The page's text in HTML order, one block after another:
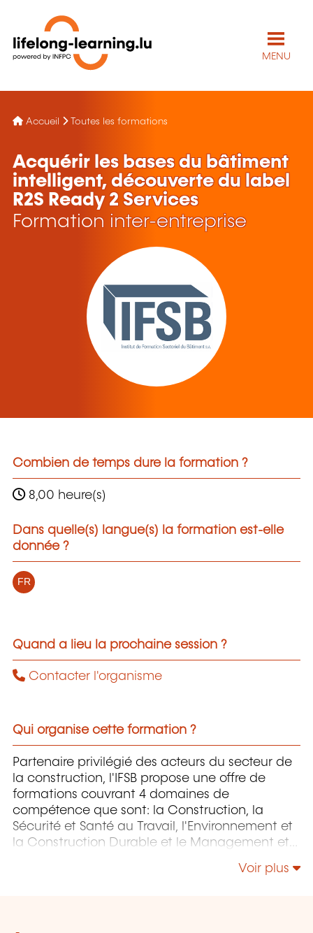
MENU
Accueil Toutes les formations
Acquérir les bases du bâtiment
intelligent, découverte du label
R2S Ready 2 Services
Formation inter-entreprise
Combien de temps dure la formation ?
8,00 heure(s)
Dans quelle(s) langue(s) la formation est-elle
donnée ?
FR
Quand a lieu la prochaine session ?
Contacter l'organisme
Qui organise cette formation ?
Partenaire privilégié des acteurs du secteur de
la construction, l'IFSB propose une offre de
formations couvrant 4 domaines de
compétence que sont: la Construction, la
Sécurité et Santé au Travail, l'Environnement et
la Construction Durable et le Management et
Voir plus